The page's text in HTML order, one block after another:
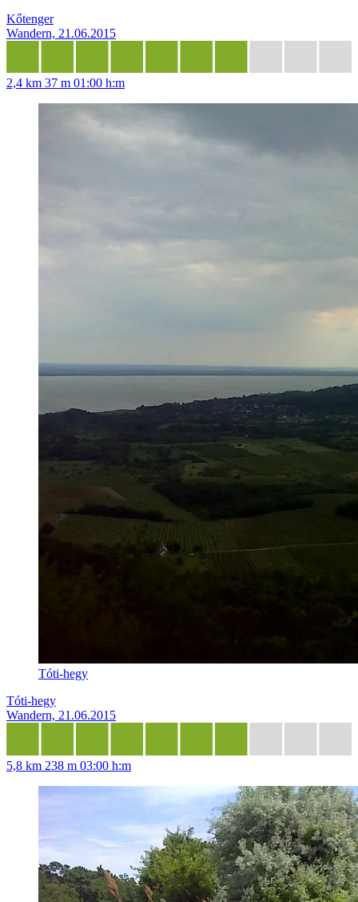
Kőtenger
Wandern, 21.06.2015
2,4 km 37 m 01:00 h:m
Tóti-hegy
Tóti-hegy
Wandern, 21.06.2015
5,8 km 238 m 03:00 h:m